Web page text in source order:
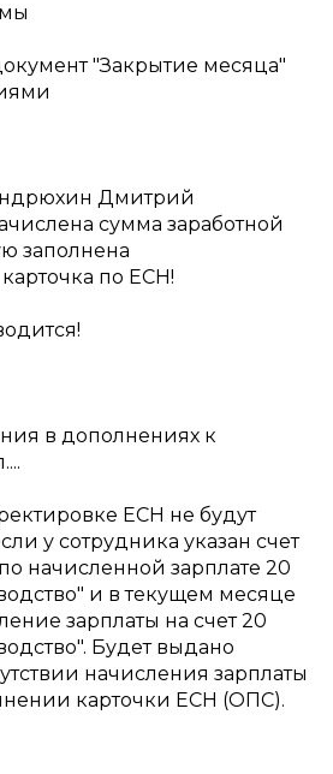
"Закрытие месяца"
Дмитрий
сумма заработной
заполнена
по ЕСН!
в дополнениях к
ЕСН не будут
у сотрудника указан счет
начисленной зарплате 20
и в текущем месяце
зарплаты на счет 20
Будет выдано
начисления зарплаты
карточки ЕСН (ОПС).